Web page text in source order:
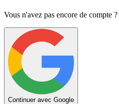
Vous n'avez pas encore de compte ?
Continuer avec Google